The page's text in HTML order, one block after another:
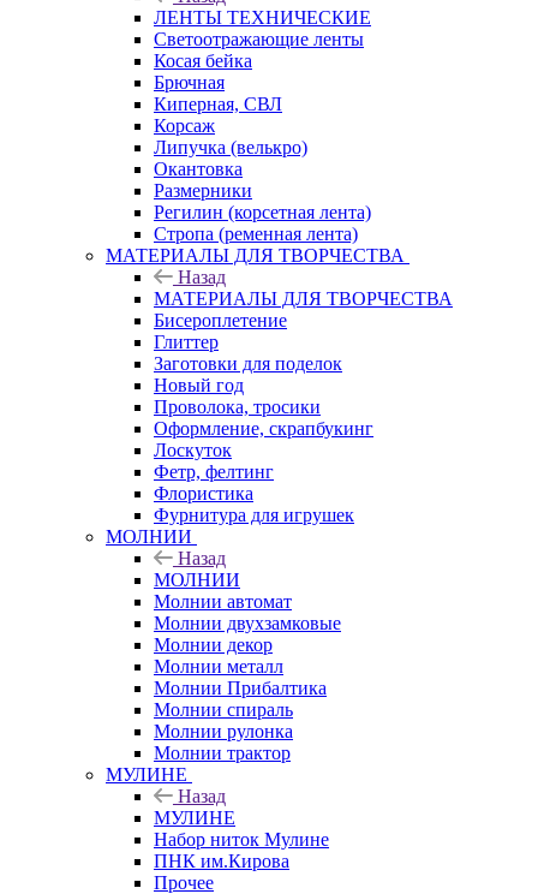
ЛЕНТЫ ТЕХНИЧЕСКИЕ
Светоотражающие ленты
Косая бейка
Брючная
Киперная, СВЛ
Корсаж
Липучка (велькро)
Окантовка
Размерники
Регилин (корсетная лента)
Стропа (ременная лента)
МАТЕРИАЛЫ ДЛЯ ТВОРЧЕСТВА
Назад
МАТЕРИАЛЫ ДЛЯ ТВОРЧЕСТВА
Бисероплетение
Глиттер
Заготовки для поделок
Новый год
Проволока, тросики
Оформление, скрапбукинг
Лоскуток
Фетр, фелтинг
Флористика
Фурнитура для игрушек
МОЛНИИ
Назад
МОЛНИИ
Молнии автомат
Молнии двухзамковые
Молнии декор
Молнии металл
Молнии Прибалтика
Молнии спираль
Молнии рулонка
Молнии трактор
МУЛИНЕ
Назад
МУЛИНЕ
Набор ниток Мулине
ПНК им.Кирова
Прочее